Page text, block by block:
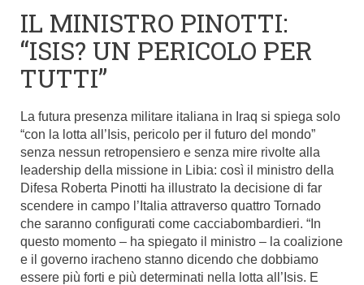
IL MINISTRO PINOTTI:
“ISIS? UN PERICOLO PER
TUTTI”
La futura presenza militare italiana in Iraq si spiega solo
“con la lotta all’Isis, pericolo per il futuro del mondo”
senza nessun retropensiero e senza mire rivolte alla
leadership della missione in Libia: così il ministro della
Difesa Roberta Pinotti ha illustrato la decisione di far
scendere in campo l’Italia attraverso quattro Tornado
che saranno configurati come cacciabombardieri. “In
questo momento – ha spiegato il ministro – la coalizione
e il governo iracheno stanno dicendo che dobbiamo
essere più forti e più determinati nella lotta all’Isis. E